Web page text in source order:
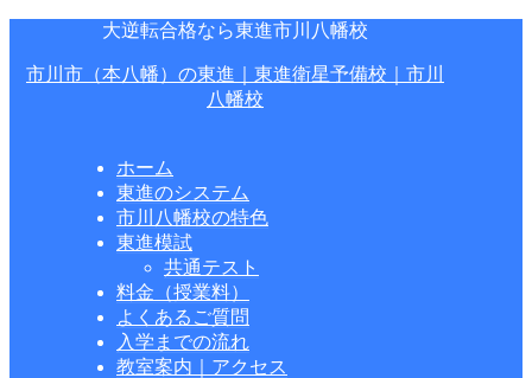
大逆転合格なら東進市川八幡校
市川市（本八幡）の東進｜東進衛星予備校｜市川
八幡校
ホーム
東進のシステム
市川八幡校の特色
東進模試
共通テスト
料金（授業料）
よくあるご質問
入学までの流れ
教室案内｜アクセス